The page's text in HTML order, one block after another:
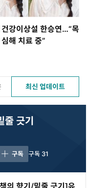
강이상설 한승연…“목
해 치료 중”
최신 업데이트
줄 긋기
구독 구독 31
의 향기/밑줄 긋기]유